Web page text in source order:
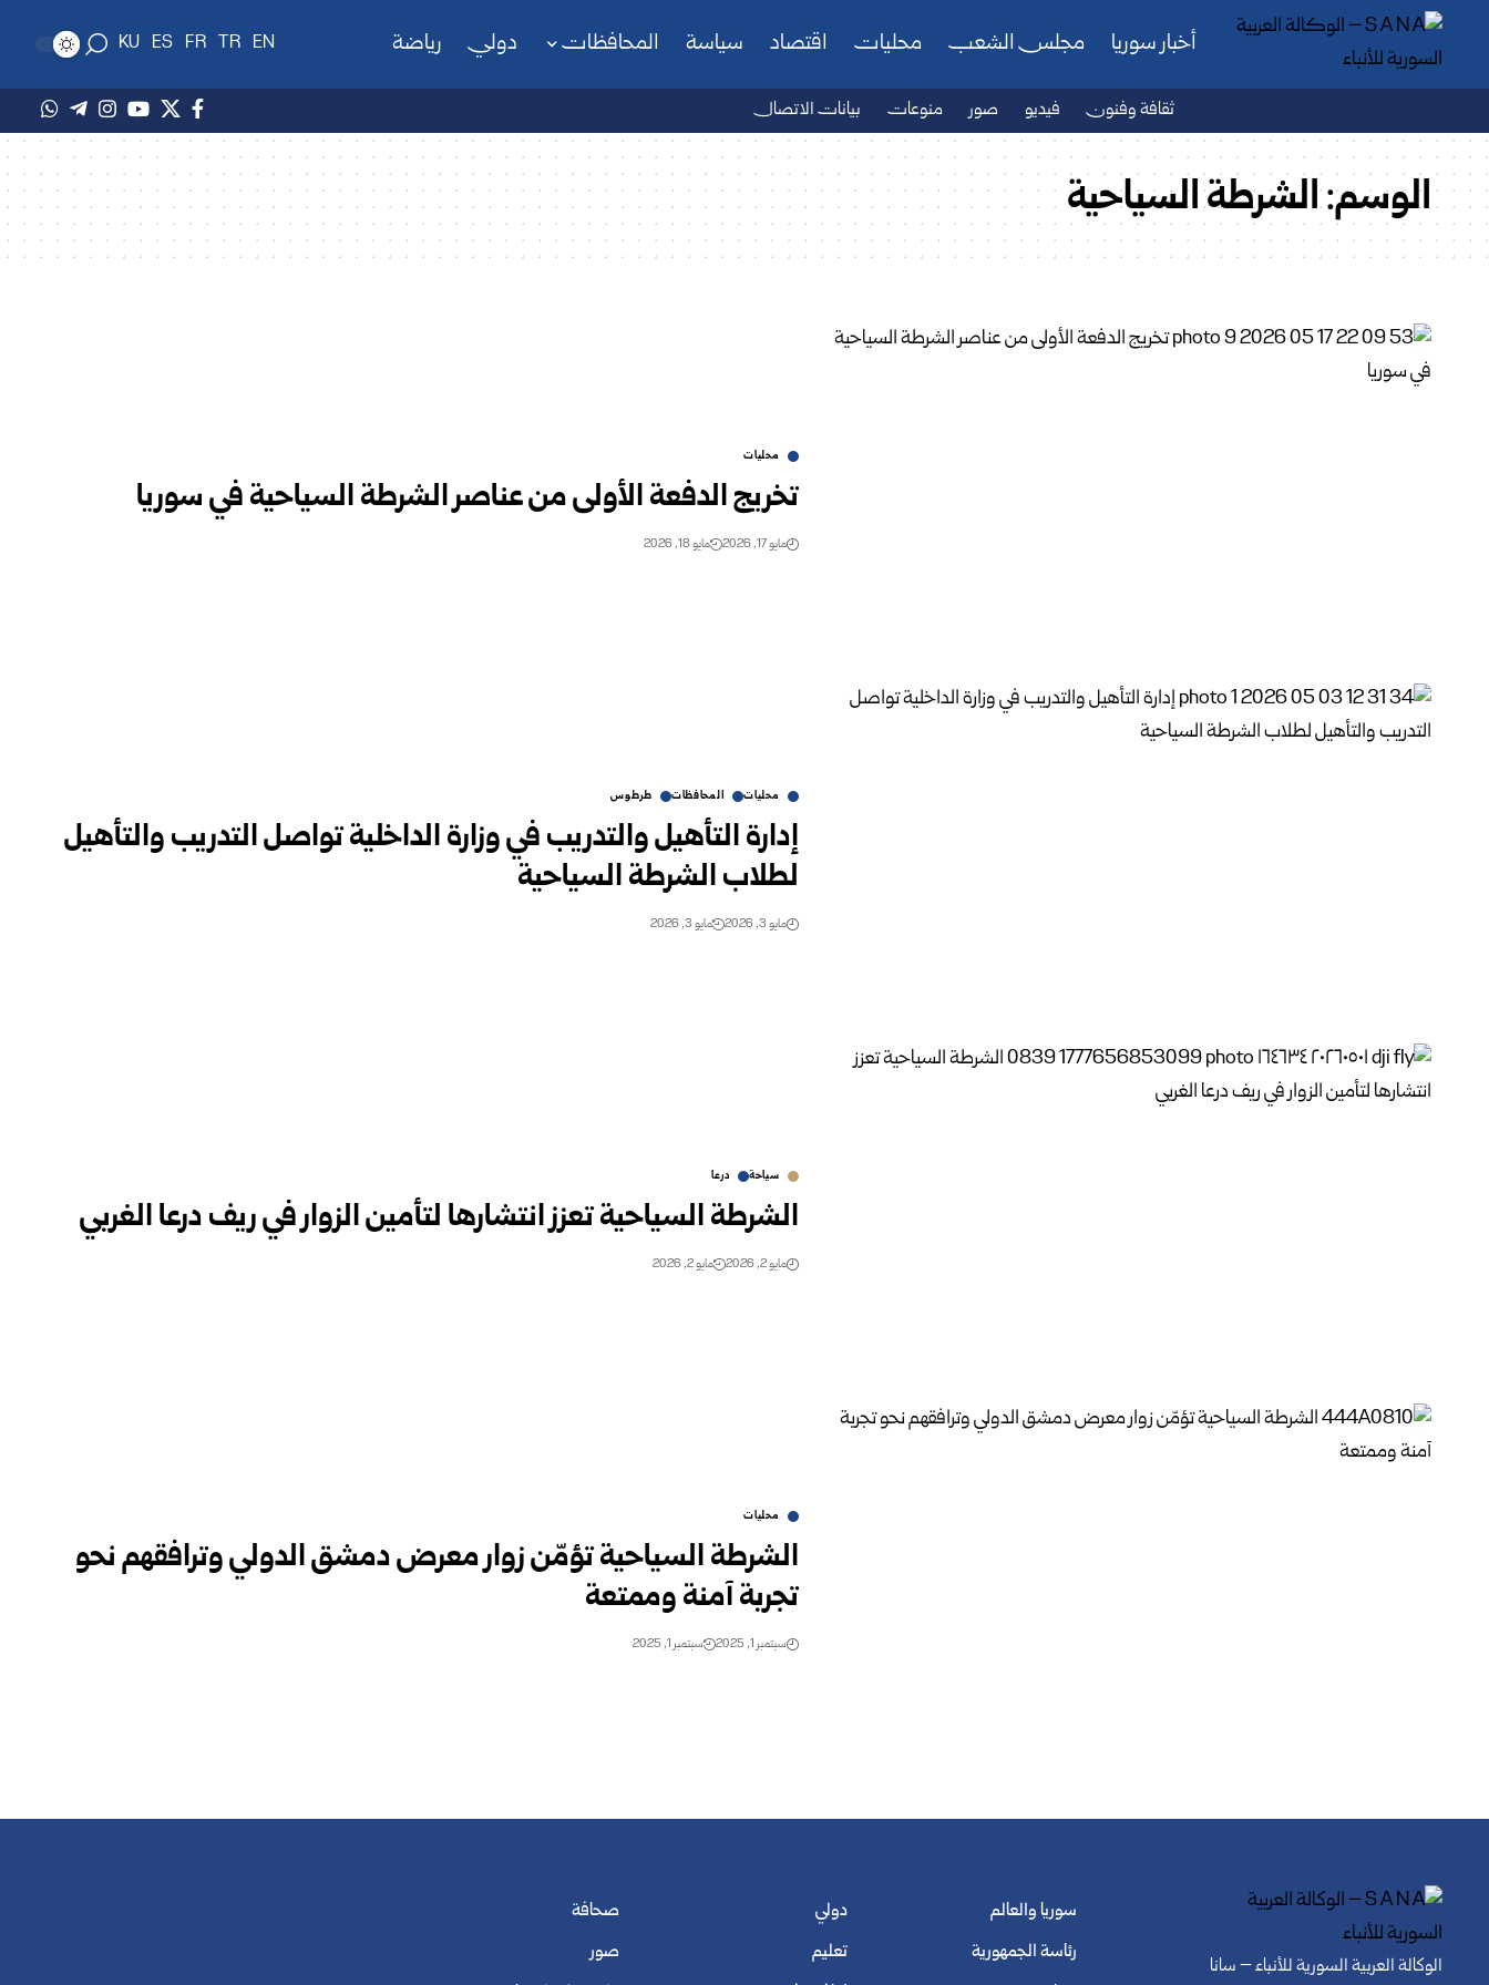
أخبار سوريا مجلس الشعب محليات اقتصاد سياسة المحافظات دولي رياضة EN
TR
FR
ES
KU
ثقافة وفنون فيديو صور منوعات بيانات الاتصال
الوسم:الشرطة السياحية
محليات
تخريج الدفعة الأولى من عناصر الشرطة السياحية‏ في سوريا
مايو 17, 2026 مايو 18, 2026
محليات المحافظات طرطوس
إدارة التأهيل والتدريب في وزارة الداخلية تواصل التدريب والتأهيل
لطلاب الشرطة السياحية
مايو 3, 2026 مايو 3, 2026
سياحة درعا
الشرطة السياحية تعزز انتشارها لتأمين الزوار في ريف درعا الغربي
مايو 2, 2026 مايو 2, 2026
محليات
الشرطة السياحية تؤمّن زوار معرض دمشق الدولي وترافقهم نحو
تجربة آمنة وممتعة
سبتمبر 1, 2025 سبتمبر 1, 2025
الوكالة العربية السورية للأنباء – سانا
سوريا والعالم
رئاسة الجمهورية
دولي
تعليم
صحافة
صور